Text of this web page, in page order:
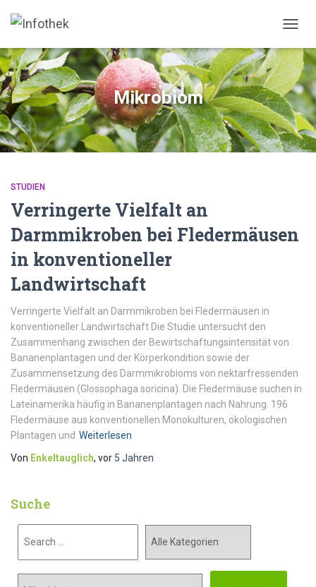
Mikrobiom
STUDIEN
Verringerte Vielfalt an
Darmmikroben bei Fledermäusen
in konventioneller
Landwirtschaft
Verringerte Vielfalt an Darmmikroben bei Fledermäusen in
konventioneller Landwirtschaft Die Studie untersucht den
Zusammenhang zwischen der Bewirtschaftungsintensität von
Bananenplantagen und der Körperkondition sowie der
Zusammensetzung des Darmmikrobioms von nektarfressenden
Fledermäusen (Glossophaga soricina). Die Fledermäuse suchen in
Lateinamerika häufig in Bananenplantagen nach Nahrung. 196
Fledermäuse aus konventionellen Monokulturen, ökologischen
Plantagen und Weiterlesen
Von Enkeltauglich, vor 5 Jahren
Suche